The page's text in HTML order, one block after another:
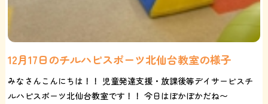
12月17日のチルハピスポーツ北仙台教室の様子
みなさんこんにちは！！ 児童発達支援・放課後等デイサービスチ
ルハピスポーツ北仙台教室です！！ 今日はぽかぽかだね〜